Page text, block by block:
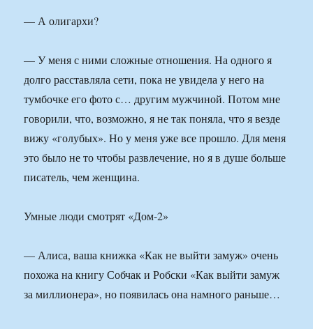
— А олигархи?
— У меня с ними сложные отношения. На одного я
долго расставляла сети, пока не увидела у него на
тумбочке его фото с… другим мужчиной. Потом мне
говорили, что, возможно, я не так поняла, что я везде
вижу «голубых». Но у меня уже все прошло. Для меня
это было не то чтобы развлечение, но я в душе больше
писатель, чем женщина.
Умные люди смотрят «Дом-2»
— Алиса, ваша книжка «Как не выйти замуж» очень
похожа на книгу Собчак и Робски «Как выйти замуж
за миллионера», но появилась она намного раньше…